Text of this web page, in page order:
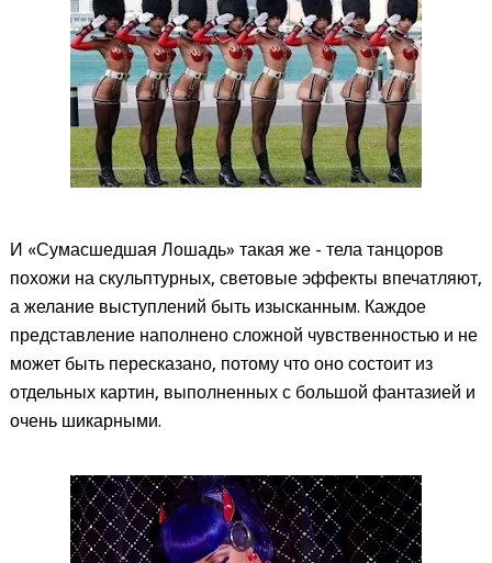
И «Сумасшедшая Лошадь» такая же - тела танцоров
похожи на скульптурных, световые эффекты впечатляют,
а желание выступлений быть изысканным. Каждое
представление наполнено сложной чувственностью и не
может быть пересказано, потому что оно состоит из
отдельных картин, выполненных с большой фантазией и
очень шикарными.